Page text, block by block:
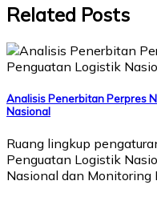
Related Posts
Analisis Penerbitan Perpres
Nasional
Ruang lingkup
Penguatan Logistik
Nasional dan Monitoring